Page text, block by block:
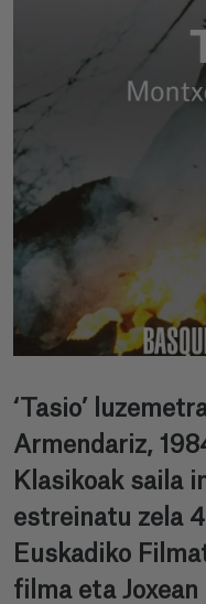
‘Tasio’
Armendariz,
Klasikoak saila
estreinatu zela
Euskadiko
filma eta